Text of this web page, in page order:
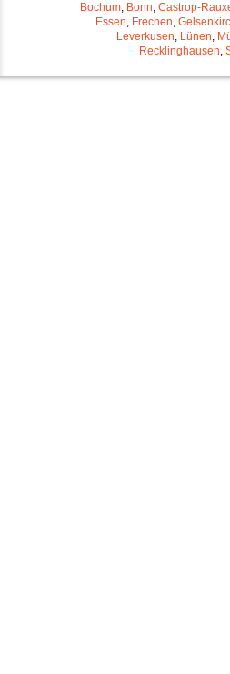
Bochum, Bonn, Castrop-
Essen, Frechen,
Leverkusen, Lünen,
Recklinghausen,